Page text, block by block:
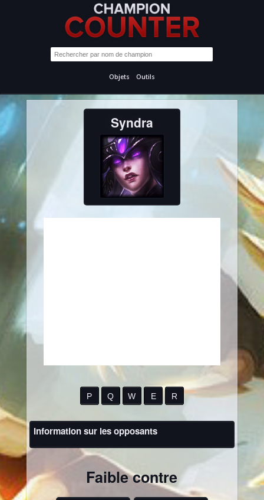
Objets Outils
Syndra
P Q W E R
Information sur les opposants
Faible contre